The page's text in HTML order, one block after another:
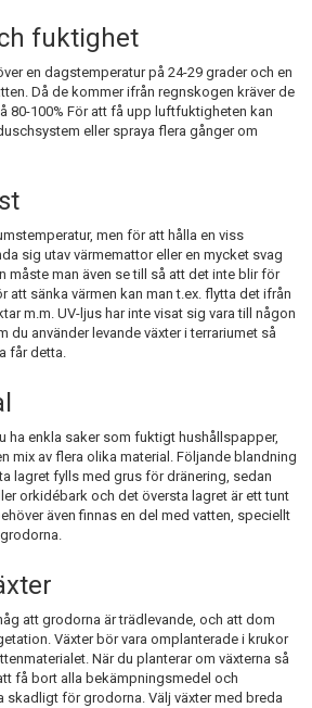
fuktighet
en dagstemperatur på 24-29 grader och en
Då de kommer ifrån regnskogen kräver de
80-100% För att få upp luftfuktigheten kan
eller spraya flera gånger om
men för att hålla en viss
sig utav värmemattor eller en mycket svag
måste man även se till så att det inte blir för
att sänka värmen kan man t.ex. flytta det ifrån
m.m. UV-ljus har inte visat sig vara till någon
du använder levande växter i terrariumet så
får detta.
ha enkla saker som fuktigt hushållspapper,
mix av flera olika material. Följande blandning
lagret fylls med grus för dränering, sedan
orkidébark och det översta lagret är ett tunt
även finnas en del med vatten, speciellt
att grodorna är trädlevande, och att dom
Växter bör vara omplanterade i krukor
När du planterar om växterna så
få bort alla bekämpningsmedel och
skadligt för grodorna. Välj växter med breda